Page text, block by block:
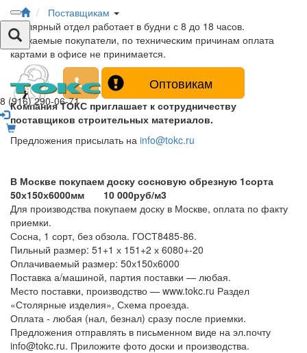
8 (916) 290-06-71
Поставщикам
Столярный отдел работает в будни с 8 до 18 часов.
Уважаемые покупатели, по техническим причинам оплата
картами в офисе не принимается.
Оптовикам
Компания ТОКС приглашает к сотрудничеству
поставщиков строительных материалов.
Предложения присылать на info@tokc.ru
В Москве покупаем доску сосновую обрезную 1сорта
50х150х6000мм 10 000руб/м3
Для производства покупаем доску в Москве, оплата по факту
приемки.
Сосна, 1 сорт, без обзола. ГОСТ8485-86.
Пильный размер: 51+1 х 151+2 х 6080+-20
Оплачиваемый размер: 50х150х6000
Поставка а/машиной, партия поставки — любая.
Место поставки, производство — www.tokc.ru Раздел
«Столярные изделия», Схема проезда.
Оплата - любая (нал, безнал) сразу после приемки.
Предложения отправлять в письменном виде на эл.почту
info@tokc.ru. Приложите фото доски и производства.